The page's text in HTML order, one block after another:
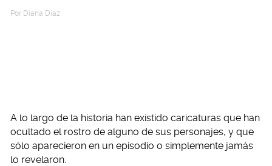
Por Diana Diaz
A lo largo de la historia han existido caricaturas que han
ocultado el rostro de alguno de sus personajes, y que
sólo aparecieron en un episodio o simplemente jamás
lo revelaron.